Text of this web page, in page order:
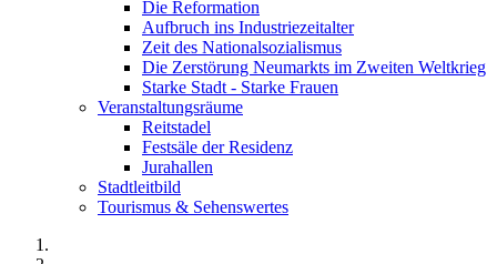
Die Reformation
Aufbruch ins Industriezeitalter
Zeit des Nationalsozialismus
Die Zerstörung Neumarkts im Zweiten Weltkrieg
Starke Stadt - Starke Frauen
Veranstaltungsräume
Reitstadel
Festsäle der Residenz
Jurahallen
Stadtleitbild
Tourismus & Sehenswertes